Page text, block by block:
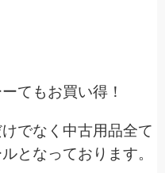
てもお買い得！
でなく中古用品全て
となっております。